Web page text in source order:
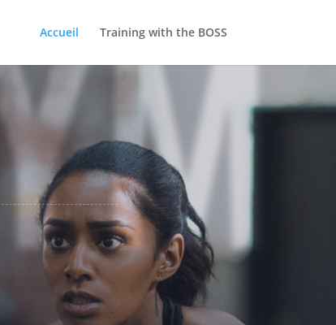
Accueil Training with the BOSS